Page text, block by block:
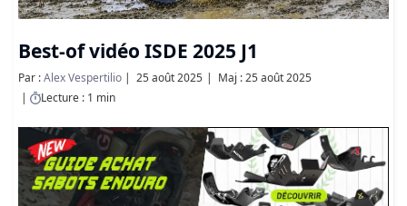
Best-of vidéo ISDE 2025 J1
Par :Alex Vespertilio 25 août 2025
Maj : 25 août 2025
Lecture : 1 min